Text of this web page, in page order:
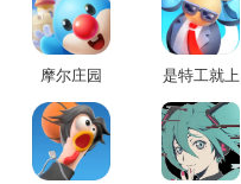
摩尔庄园
是特工就上
一百层